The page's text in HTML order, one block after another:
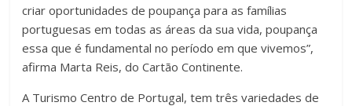
criar oportunidades de poupança para as famílias
portuguesas em todas as áreas da sua vida, poupança
essa que é fundamental no período em que vivemos”,
afirma Marta Reis, do Cartão Continente.
A Turismo Centro de Portugal, tem três variedades de